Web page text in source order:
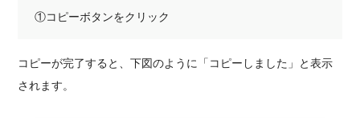
①コピーボタンをクリック
コピーが完了すると、下図のように「コピーしました」と表示
されます。